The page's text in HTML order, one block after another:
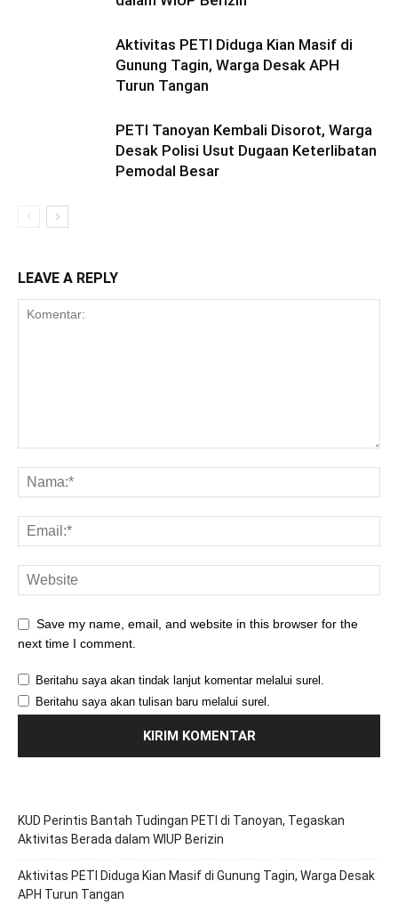
Aktivitas PETI Diduga Kian Masif di
Gunung Tagin, Warga Desak APH
Turun Tangan
PETI Tanoyan Kembali Disorot, Warga
Desak Polisi Usut Dugaan Keterlibatan
Pemodal Besar
LEAVE A REPLY
Save my name, email, and website in this browser for the
next time I comment.
Beritahu saya akan tindak lanjut komentar melalui surel.
Beritahu saya akan tulisan baru melalui surel.
KUD Perintis Bantah Tudingan PETI di Tanoyan, Tegaskan
Aktivitas Berada dalam WIUP Berizin
Aktivitas PETI Diduga Kian Masif di Gunung Tagin, Warga Desak
APH Turun Tangan